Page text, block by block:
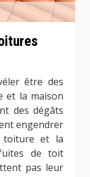
être des
et la maison
des dégâts
engendrer
toiture et la
de toit
pas leur